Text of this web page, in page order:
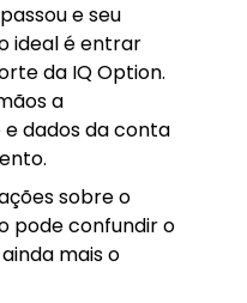
e seu
ideal é entrar
da IQ Option.
a
dados da conta
sobre o
pode confundir o
mais o